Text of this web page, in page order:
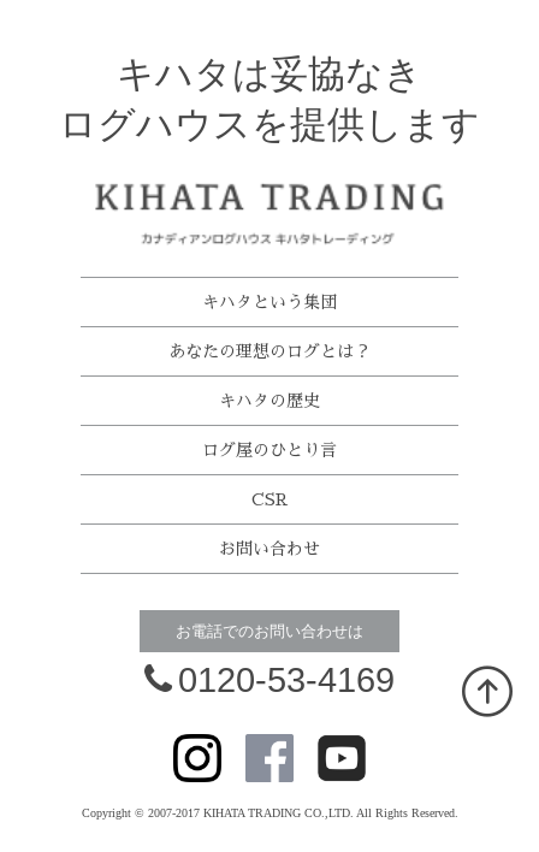
キハタは妥協なき
ログハウスを提供します
キハタという集団
あなたの理想のログとは？
キハタの歴史
ログ屋のひとり言
CSR
お問い合わせ
お電話でのお問い合わせは
0120-53-4169
Copyright © 2007-2017 KIHATA TRADING CO.,LTD. All Rights Reserved.